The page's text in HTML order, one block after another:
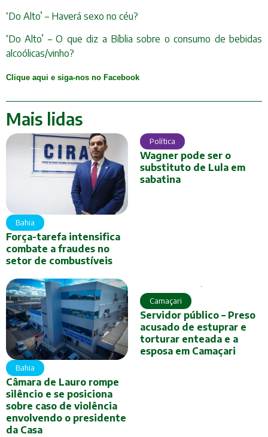
‘Do Alto’ – Haverá sexo no céu?
‘Do Alto’ – O que diz a Bíblia sobre o consumo de bebidas
alcoólicas/vinho?
Clique aqui e siga-nos no Facebook
Mais lidas
Bahia
Força-tarefa intensifica
combate a fraudes no
setor de combustíveis
Política
Wagner pode ser o
substituto de Lula em
sabatina
Bahia
Câmara de Lauro rompe
silêncio e se posiciona
sobre caso de violência
envolvendo o presidente
da Casa
Camaçari
Servidor público – Preso
acusado de estuprar e
torturar enteada e a
esposa em Camaçari